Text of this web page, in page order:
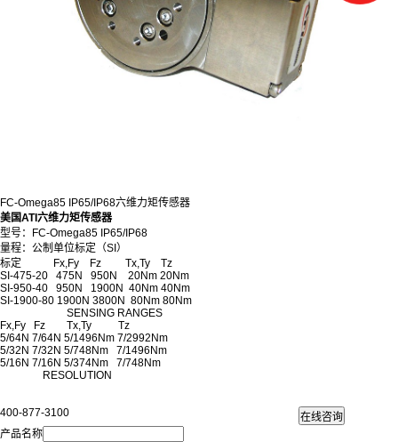
FC-Omega85 IP65/IP68六维力矩传感器
美国ATI六维力矩传感器
型号：FC-Omega85 IP65/IP68
量程：公制单位标定（SI）
标定 Fx,Fy Fz Tx,Ty Tz
SI-475-20 475N 950N 20Nm 20Nm
SI-950-40 950N 1900N 40Nm 40Nm
SI-1900-80 1900N 3800N 80Nm 80Nm
SENSING RANGES
Fx,Fy Fz Tx,Ty Tz
5/64N 7/64N 5/1496Nm 7/2992Nm
5/32N 7/32N 5/748Nm 7/1496Nm
5/16N 7/16N 5/374Nm 7/748Nm
RESOLUTION
400-877-3100
产品名称